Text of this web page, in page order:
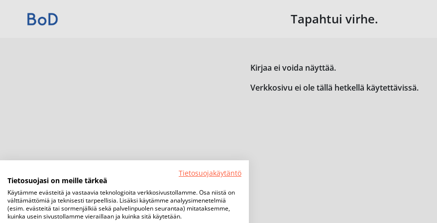
Tapahtui virhe.
Kirjaa ei voida näyttää.
Verkkosivu ei ole tällä hetkellä käytettävissä.
Tietosuojakäytäntö
Tietosuojasi on meille tärkeä
Käytämme evästeitä ja vastaavia teknologioita verkkosivustollamme. Osa niistä on
välttämättömiä ja teknisesti tarpeellisia. Lisäksi käytämme analyysimenetelmiä
(esim. evästeitä tai sormenjälkiä sekä palvelinpuolen seurantaa) mitataksemme,
kuinka usein sivustollamme vieraillaan ja kuinka sitä käytetään.